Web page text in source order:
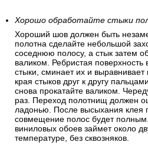
Хорошо обработайте стыки
Хороший шов должен быть
полотна сделайте небольшой
соседнюю полосу, а стык затем
валиком. Ребристая поверхность
стыки, сминает их и
края стыков друг к другу
снова прокатайте валиком.
раз. Переход полотнищ должен
ладонью. После высыхания клея
совмещение полос будет
виниловых обоев займет около
температуре, без сквозняков.